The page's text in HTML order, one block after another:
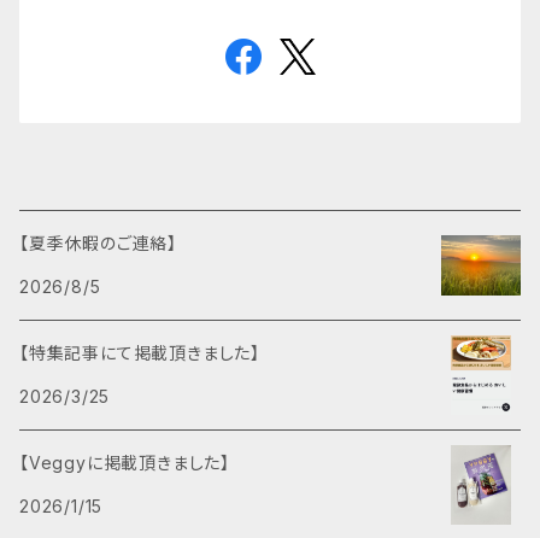
【夏季休暇のご連絡】
2026/8/5
【特集記事にて掲載頂きました】
2026/3/25
【Veggyに掲載頂きました】
2026/1/15